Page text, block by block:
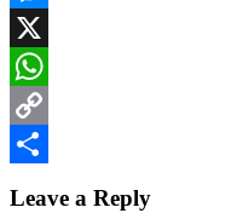
Messenger
X
WhatsApp
Copy
Leave a Reply